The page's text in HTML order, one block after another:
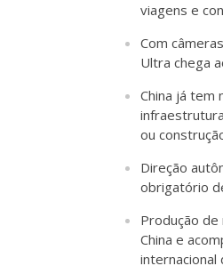
viagens e
Com
Ultra chega
China já tem
ou
Direção
obrigatório
Produção
China e